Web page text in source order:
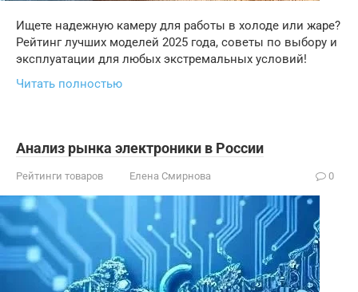
Ищете надежную камеру для работы в холоде или жаре?
Рейтинг лучших моделей 2025 года, советы по выбору и
эксплуатации для любых экстремальных условий!
Читать полностью
Анализ рынка электроники в России
Рейтинги товаров Елена Смирнова 0